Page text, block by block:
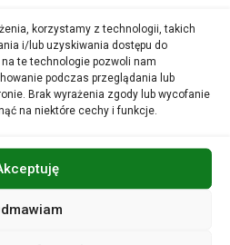
korzystamy z technologii, takich
i/lub uzyskiwania dostępu do
te technologie pozwoli nam
podczas przeglądania lub
Brak wyrażenia zgody lub wycofanie
na niektóre cechy i funkcje.
grup uczestniczą w zajęciach
zorganizowaneuczniów
ponadpodstawowych
nas dyrygentami,
Filharmonii Opolskiej!